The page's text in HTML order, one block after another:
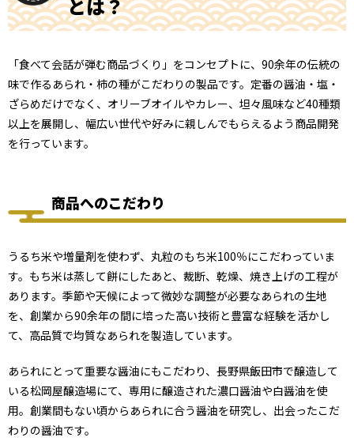
とは？
「食べて会話が弾む商品づくり」をコンセプトに、90余年の伝統の
味で作るあられ・柿の種がこだわりの製品です。定番の醤油・塩・
ざらめだけでなく、オリーブオイルやカレー、坦々風味など40種類
以上を展開し、幅広い世代や好みに親しんでもらえるよう商品開発
を行っています。
商品へのこだわり
うるち米や増量剤を使わず、丸粒のもち米100％にこだわっていま
す。もち米は蒸して餅にしたあと、裁断、乾燥、焼き上げの工程が
あります。季節や天候によって微妙な調整が必要なあられの生地
を、創業から90余年の間に培った高い技術と豊富な経験を活かし
て、高品質で均質なあられを製造しています。
あられにとって重要な醤油にもこだわり、長野県飯田市で醸造して
いる松岡屋醸造場にて、専用に醸造された濃口醤油や白醤油を使
用。創業間もない頃からあられに合う醤油を研究し、出会ったこだ
わりの醤油です。